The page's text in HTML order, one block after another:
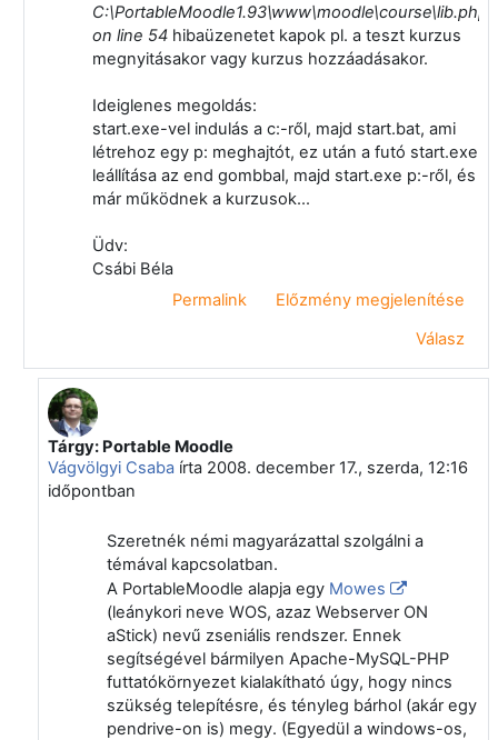
C:\PortableMoodle1.93\www\moodle\course\lib.php
on line 54 hibaüzenetet kapok pl. a teszt kurzus
megnyitásakor vagy kurzus hozzáadásakor.
Ideiglenes megoldás:
start.exe-vel indulás a c:-ről, majd start.bat, ami
létrehoz egy p: meghajtót, ez után a futó start.exe
leállítása az end gombbal, majd start.exe p:-ről, és
már működnek a kurzusok...
Üdv:
Csábi Béla
Permalink
Előzmény megjelenítése
Válasz
Válasz erre: Csábi Béla
Tárgy: Portable Moodle
Vágvölgyi Csabaírta 2008. december 17., szerda, 12:16
időpontban
Szeretnék némi magyarázattal szolgálni a
témával kapcsolatban.
A PortableMoodle alapja egy Mowes
(leánykori neve WOS, azaz Webserver ON
aStick) nevű zseniális rendszer. Ennek
segítségével bármilyen Apache-MySQL-PHP
futtatókörnyezet kialakítható úgy, hogy nincs
szükség telepítésre, és tényleg bárhol (akár egy
pendrive-on is) megy. (Egyedül a windows-os,